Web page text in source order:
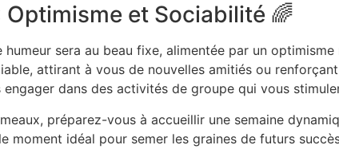
Optimisme et Sociabilité 🌈
humeur sera au beau fixe, alimentée par un
attirant à vous de nouvelles amitiés ou
engager dans des activités de groupe qui vous
préparez-vous à accueillir une semaine
moment idéal pour semer les graines de futurs